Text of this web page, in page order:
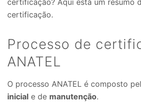
certificação? Aqui está um resumo
certificação.
Processo de
ANATEL
O processo ANATEL é composto
inicial e de manutenção.